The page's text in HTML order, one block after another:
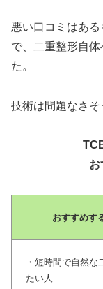
悪い口コミはあ
で、二重整形自
た。
技術は問題なさそ
お
おすすめす
・短時間で自然な
たい人